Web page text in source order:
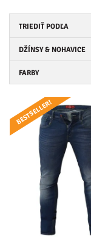
TRIEDIŤ PODĽA
DŽÍNSY & NOHAVICE
FARBY
BESTSELLER!